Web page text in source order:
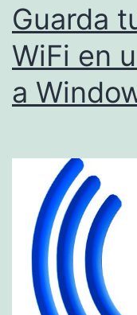
Guarda
WiFi en
a